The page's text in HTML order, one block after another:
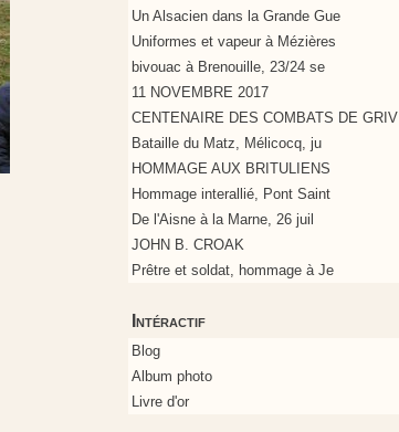
Un Alsacien dans la Grande Gue
Uniformes et vapeur à Mézières
bivouac à Brenouille, 23/24 se
11 NOVEMBRE 2017
CENTENAIRE DES COMBATS DE GRIV
Bataille du Matz, Mélicocq, ju
HOMMAGE AUX BRITULIENS
Hommage interallié, Pont Saint
De l'Aisne à la Marne, 26 juil
JOHN B. CROAK
Prêtre et soldat, hommage à Je
Intéractif
Blog
Album photo
Livre d'or